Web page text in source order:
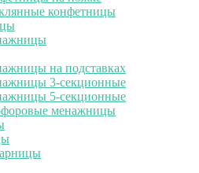
конфетницы
на подставках
3-секционные
5-секционные
менажницы